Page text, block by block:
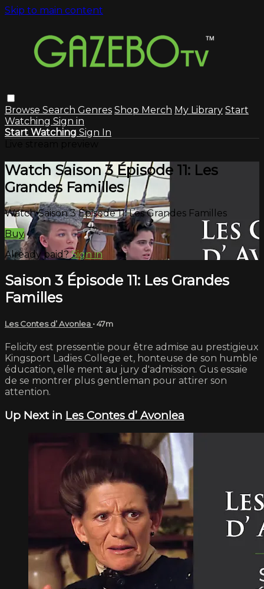
Skip to main content
Browse Search Genres Shop Merch My Library Start
Watching Sign in
Start Watching Sign In
Watch Saison 3 Épisode 11: Les
Grandes Familles
Watch Saison 3 Épisode 11: Les Grandes Familles
Buy
Already paid?Sign in
Saison 3 Épisode 11: Les Grandes
Familles
Les Contes d’ Avonlea • 47m
Felicity est pressentie pour être admise au prestigieux
Kingsport Ladies College et, honteuse de son humble
éducation, elle ment au jury d'admission. Gus essaie
de se montrer plus gentleman pour attirer son
attention.
Up Next in Les Contes d’ Avonlea